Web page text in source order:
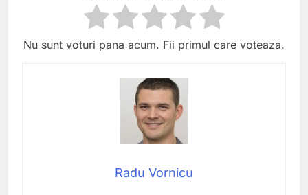
Nu sunt voturi pana acum. Fii primul care voteaza.
Radu Vornicu